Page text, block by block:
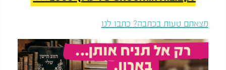
המסורתי".
המחקר שובר המיתוסים
מצאתם טעות בכתבה? כתבו לנו